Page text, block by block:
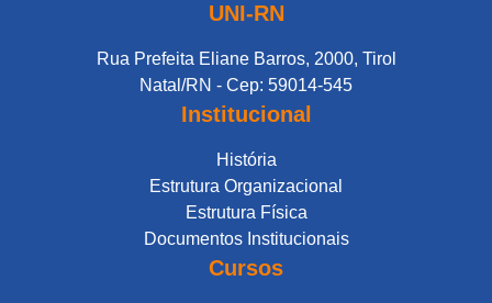
UNI-RN
Rua Prefeita Eliane Barros, 2000, Tirol
Natal/RN - Cep: 59014-545
Institucional
História
Estrutura Organizacional
Estrutura Física
Documentos Institucionais
Cursos